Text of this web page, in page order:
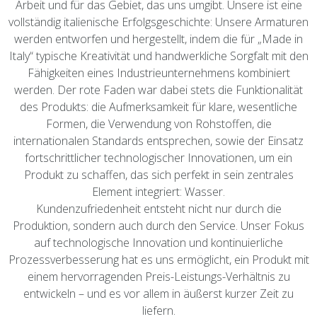
Arbeit und für das Gebiet, das uns umgibt. Unsere ist eine
vollständig italienische Erfolgsgeschichte: Unsere Armaturen
werden entworfen und hergestellt, indem die für „Made in
Italy“ typische Kreativität und handwerkliche Sorgfalt mit den
Fähigkeiten eines Industrieunternehmens kombiniert
werden. Der rote Faden war dabei stets die Funktionalität
des Produkts: die Aufmerksamkeit für klare, wesentliche
Formen, die Verwendung von Rohstoffen, die
internationalen Standards entsprechen, sowie der Einsatz
fortschrittlicher technologischer Innovationen, um ein
Produkt zu schaffen, das sich perfekt in sein zentrales
Element integriert: Wasser.
Kundenzufriedenheit entsteht nicht nur durch die
Produktion, sondern auch durch den Service. Unser Fokus
auf technologische Innovation und kontinuierliche
Prozessverbesserung hat es uns ermöglicht, ein Produkt mit
einem hervorragenden Preis-Leistungs-Verhältnis zu
entwickeln – und es vor allem in äußerst kurzer Zeit zu
liefern.